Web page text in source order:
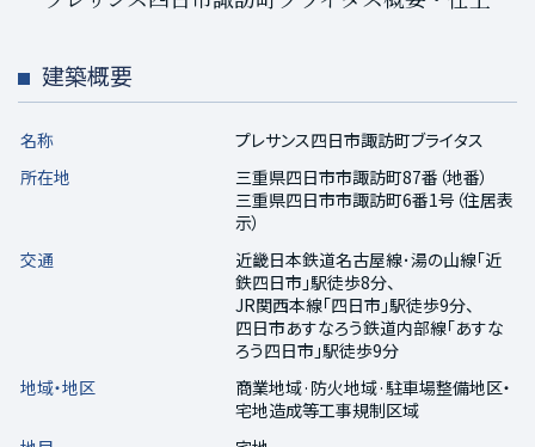
建築概要
名称
プレサンス四日市諏訪町ブライタス
所在地
三重県四日市市諏訪町87番（地番）
三重県四日市市諏訪町6番1号（住居表
示）
交通
近畿日本鉄道名古屋線･湯の山線「近
鉄四日市」駅徒歩8分、
JR関西本線「四日市」駅徒歩9分、
四日市あすなろう鉄道内部線「あすな
ろう四日市」駅徒歩9分
地域・地区
商業地域·防火地域·駐車場整備地区・
宅地造成等工事規制区域